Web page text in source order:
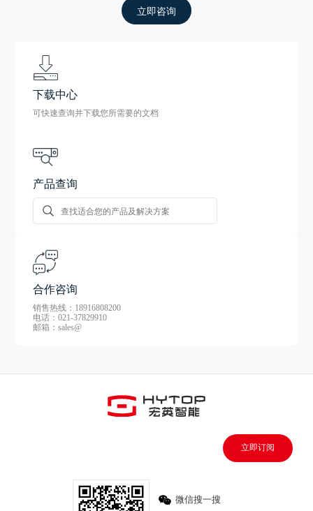
立即咨询
下载中心
可快速查询并下载您所需要的文档
产品查询
合作咨询
销售热线：18916808200
电话：021-37829910
邮箱：sales@
立即订阅
微信搜一搜